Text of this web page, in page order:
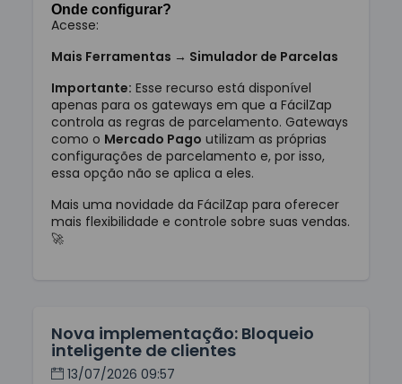
Onde configurar?
Acesse:
Mais Ferramentas → Simulador de Parcelas
Importante: Esse recurso está disponível
apenas para os gateways em que a FácilZap
controla as regras de parcelamento. Gateways
como o Mercado Pago utilizam as próprias
configurações de parcelamento e, por isso,
essa opção não se aplica a eles.
Mais uma novidade da FácilZap para oferecer
mais flexibilidade e controle sobre suas vendas.
🚀
Nova implementação: Bloqueio
inteligente de clientes
13/07/2026 09:57